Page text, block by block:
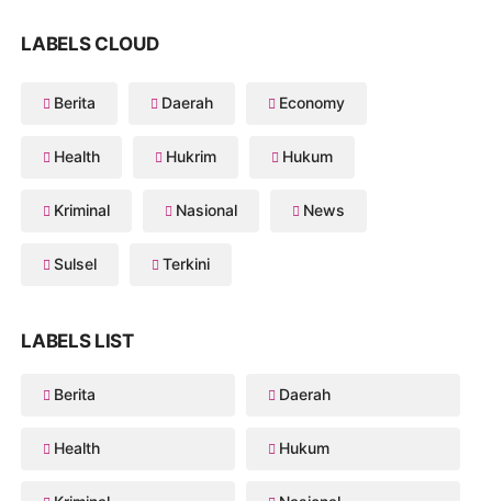
LABELS CLOUD
Berita Daerah Economy
Health Hukrim Hukum
Kriminal Nasional News
Sulsel Terkini
LABELS LIST
Berita Daerah
Health Hukum